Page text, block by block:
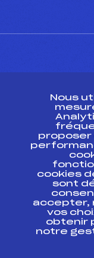
Ressources
Pass’Neige
Projet
Projet de
Antidopage
Pôle
Scientifique
Listes
Pôle vie de
Nous
proposer
cookies
sont
accepter,
vos
obtenir
notre